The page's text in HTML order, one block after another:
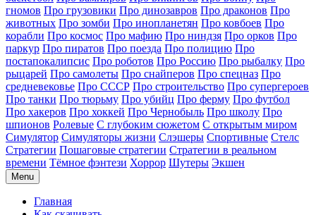
гномов Про грузовики Про динозавров Про драконов Про
животных Про зомби Про инопланетян Про ковбоев Про
корабли Про космос Про мафию Про ниндзя Про орков Про
паркур Про пиратов Про поезда Про полицию Про
постапокалипсис Про роботов Про Россию Про рыбалку Про
рыцарей Про самолеты Про снайперов Про спецназ Про
средневековье Про СССР Про строительство Про супергероев
Про танки Про тюрьму Про убийц Про ферму Про футбол
Про хакеров Про хоккей Про Чернобыль Про школу Про
шпионов Ролевые С глубоким сюжетом С открытым миром
Симулятор Симуляторы жизни Слэшеры Спортивные Стелс
Стратегии Пошаговые стратегии Стратегии в реальном
времени Тёмное фэнтези Хоррор Шутеры Экшен
Menu
Главная